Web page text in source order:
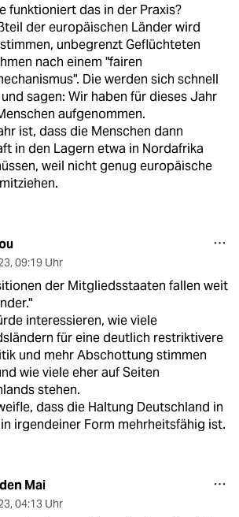
funktioniert das in der Praxis?
der europäischen Länder wird
unbegrenzt Geflüchteten
nach einem "fairen
Die werden sich schnell
sagen: Wir haben für dieses Jahr
aufgenommen.
ist, dass die Menschen dann
in den Lagern etwa in Nordafrika
weil nicht genug europäische
, 09:19 Uhr
der Mitgliedsstaaten fallen weit
interessieren, wie viele
für eine deutlich restriktivere
und mehr Abschottung stimmen
wie viele eher auf Seiten
stehen.
dass die Haltung Deutschland in
irgendeiner Form mehrheitsfähig ist.
Mai
, 04:13 Uhr